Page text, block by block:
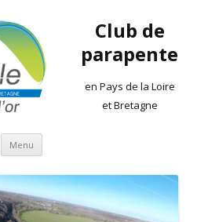
Club de
parapente
en Pays de la Loire
et Bretagne
Menu Aller
contenu